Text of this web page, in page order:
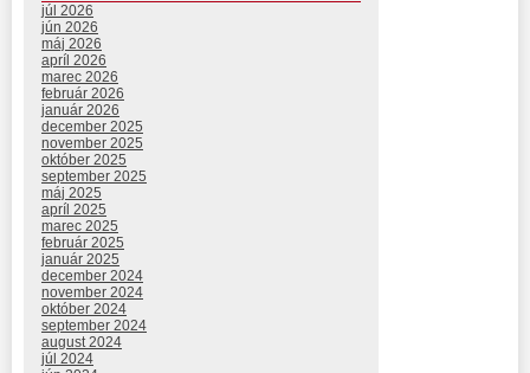
júl 2026
jún 2026
máj 2026
apríl 2026
marec 2026
február 2026
január 2026
december 2025
november 2025
október 2025
september 2025
máj 2025
apríl 2025
marec 2025
február 2025
január 2025
december 2024
november 2024
október 2024
september 2024
august 2024
júl 2024